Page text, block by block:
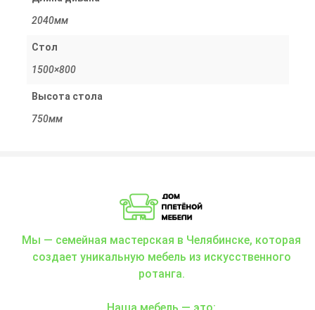
2040мм
Стол
1500×800
Высота стола
750мм
Мы — семейная мастерская в Челябинске, которая
создает уникальную мебель из искусственного
ротанга.
Наша мебель — это: